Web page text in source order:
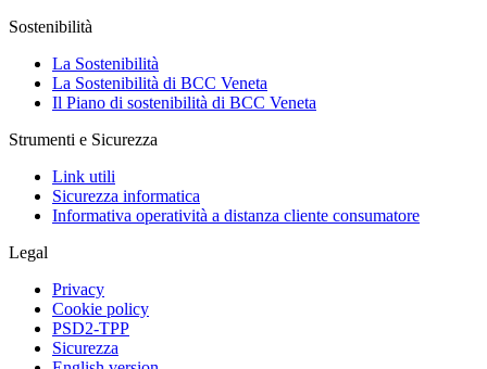
Sostenibilità
La Sostenibilità
La Sostenibilità di BCC Veneta
Il Piano di sostenibilità di BCC Veneta
Strumenti e Sicurezza
Link utili
Sicurezza informatica
Informativa operatività a distanza cliente consumatore
Legal
Privacy
Cookie policy
PSD2-TPP
Sicurezza